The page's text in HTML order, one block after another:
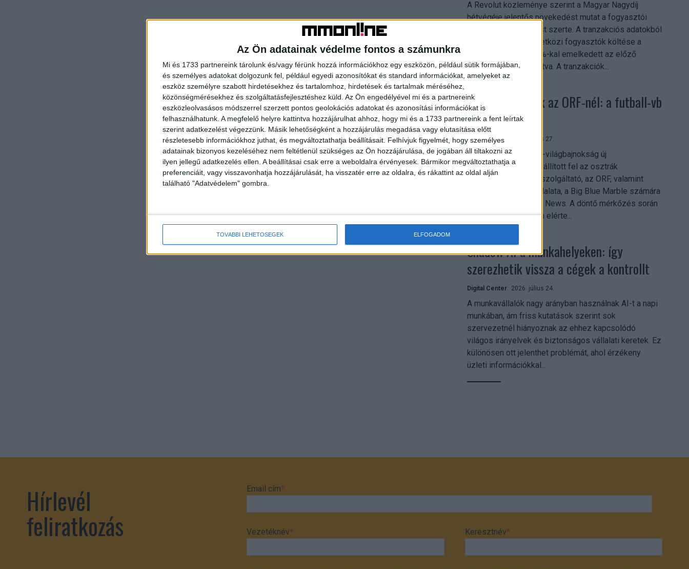
Az Ön adatainak védelme fontos a számunkra
Mi és 1733 partnereink tárolunk és/vagy férünk hozzá információkhoz egy eszközön, például sütik formájában,
és személyes adatokat dolgozunk fel, például egyedi azonosítókat és standard információkat, amelyeket az
eszköz személyre szabott hirdetésekhez és tartalomhoz, hirdetések és tartalmak méréséhez,
közönségmérésekhez és szolgáltatásfejlesztéshez küld. Az Ön engedélyével mi és a partnereink
eszközleolvasásos módszerrel szerzett pontos geolokációs adatokat és azonosítási információkat is
felhasználhatunk. A megfelelő helyre kattintva hozzájárulhat ahhoz, hogy mi és a 1733 partnereink a fent leírtak
szerint adatkezelést végezzünk. Másik lehetőségként a hozzájárulás megadása vagy elutasítása előtt
részletesebb információkhoz juthat, és megváltoztathatja beállításait. Felhívjuk figyelmét, hogy személyes
adatainak bizonyos kezeléséhez nem feltétlenül szükséges az Ön hozzájárulása, de jogában áll tiltakozni az
ilyen jellegű adatkezelés ellen. A beállításai csak erre a weboldalra érvényesek. Bármikor megváltoztathatja a
preferenciáit, vagy visszavonhatja hozzájárulását, ha visszatér erre az oldalra, és rákattint az oldal alján
található "Adatvédelem" gombra.
TOVÁBBI LEHETŐSÉGEK ELFOGADOM
A Revolut közleménye szerint a Magyar Nagydíj
hétvégéje jelentős növekedést mutat a fogyasztói
aktivitásban Budapest szerte. A tranzakciós adatokból
kiderül, hogy a nemzetközi fogyasztók költése a
versenyhétvégén 26%-kal emelkedett az előző
hétvégéhez viszonyítva. A tranzakciók...
Rekordok dőltek az ORF-nél: a futball-vb
mindent vitt
Digital Center 2026. július 27.
A 2026-os labdarúgó-világbajnokság új
streamingrekordokat állított fel az osztrák
közszolgálati műsorszolgáltató, az ORF, valamint
technológiai leányvállalata, a Big Blue Marble számára
– írja a Broadband TV News. A döntő mérkőzés során
az átlagos nézőszám elérte...
Shadow AI a munkahelyeken: így
szerezhetik vissza a cégek a kontrollt
Digital Center 2026. július 24.
A munkavállalók nagy arányban használnak AI-t a napi
munkában, ám friss kutatások szerint sok
szervezetnél hiányoznak az ehhez kapcsolódó
világos irányelvek és biztonságos vállalati keretek. Ez
különösen ott jelenthet problémát, ahol érzékeny
üzleti információkkal...
Hírlevél
feliratkozás
Email cím*
Vezetéknév* Keresztnév*